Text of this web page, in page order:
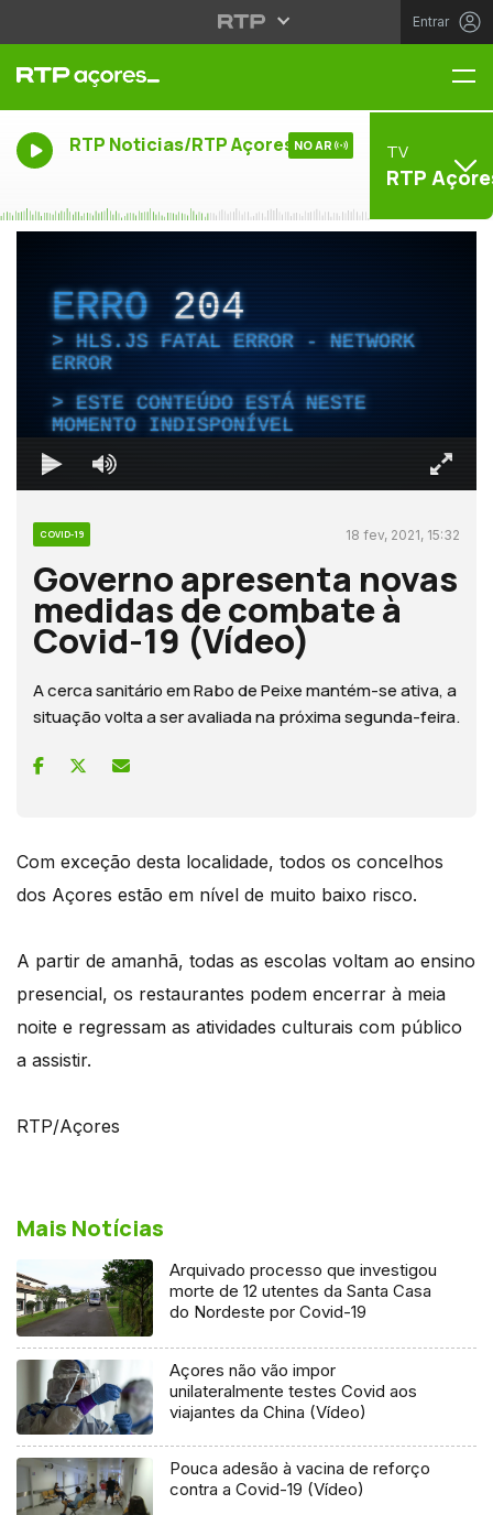
Entrar
RTP Noticias/RTP Açores NO AR TV
RTP
ERRO204
HLS.JS FATAL ERROR - NETWORK
ERROR
ESTE CONTEÚDO ESTÁ NESTE
MOMENTO INDISPONÍVEL
COVID-19 18 fev, 2021, 15:32
Governo apresenta novas
medidas de combate à
Covid-19 (Vídeo)
A cerca sanitário em Rabo de Peixe mantém-se ativa, a
situação volta a ser avaliada na próxima segunda-feira.
Com exceção desta localidade, todos os concelhos
dos Açores estão em nível de muito baixo risco.
A partir de amanhã, todas as escolas voltam ao ensino
presencial, os restaurantes podem encerrar à meia
noite e regressam as atividades culturais com público
a assistir.
RTP/Açores
Mais Notícias
Arquivado processo que investigou
morte de 12 utentes da Santa Casa
do Nordeste por Covid-19
Açores não vão impor
unilateralmente testes Covid aos
viajantes da China (Vídeo)
Pouca adesão à vacina de reforço
contra a Covid-19 (Vídeo)